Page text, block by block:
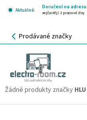
Aktuálně:
Doručení na adresu
nejčastěji 3 pracovní dny
NÁKUPNÍ
KOŠÍK
Prodávané značky
Žádné produkty značky HLU
Z